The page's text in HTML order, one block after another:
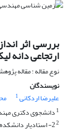
بررسی اثر
ارتجاعی دانه‌
نوع مقاله : مقاله
نویسندگان
علیرضا اردکانی1
1 دانشجوی دکتری
2